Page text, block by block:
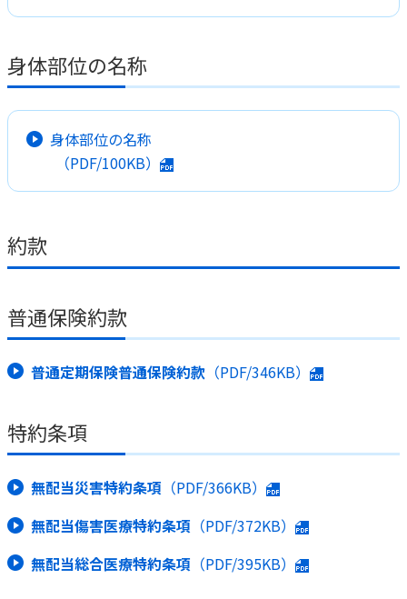
身体部位の名称
身体部位の名称
（PDF/100KB）
約款
普通保険約款
普通定期保険普通保険約款 （PDF/346KB）
特約条項
無配当災害特約条項 （PDF/366KB）
無配当傷害医療特約条項 （PDF/372KB）
無配当総合医療特約条項 （PDF/395KB）